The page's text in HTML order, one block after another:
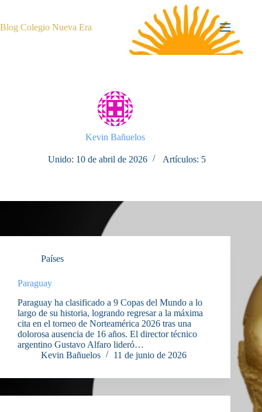
contenido
Blog Colegio Nueva Era
Kevin Bañuelos
Unido: 10 de abril de 2026 Artículos: 5
Países
Paraguay
Paraguay ha clasificado a 9 Copas del Mundo a lo
largo de su historia, logrando regresar a la máxima
cita en el torneo de Norteamérica 2026 tras una
dolorosa ausencia de 16 años. El director técnico
argentino Gustavo Alfaro lideró…
Kevin Bañuelos
11 de junio de 2026